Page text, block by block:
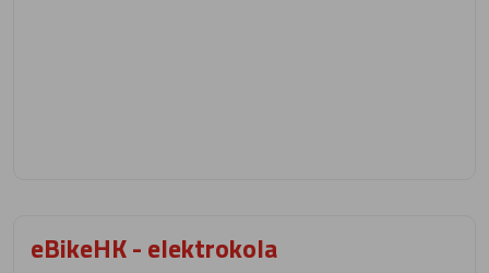
eBikeHK - elektrokola